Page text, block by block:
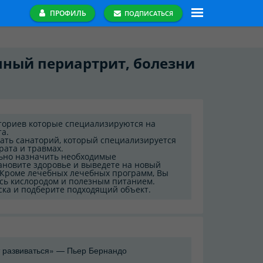
ПРОФИЛЬ ПОДПИСАТЬСЯ
периартрит, болезни
которые специализируются на
санаторий, который специализируется
и травмах.
назначить необходимые
здоровье и выведете на новый
лечебных лечебных программ, Вы
кислородом и полезным питанием.
и подберите подходящий объект.
— Пьер Бернандо